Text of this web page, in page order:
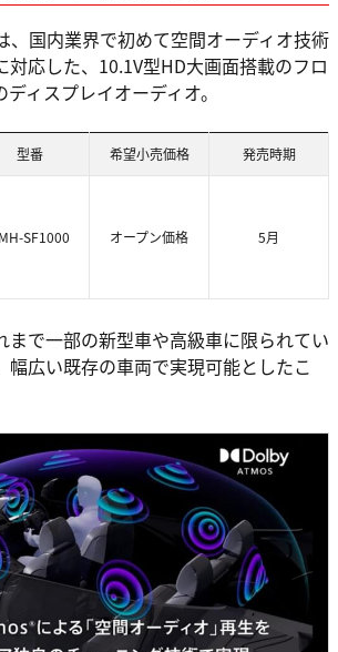
、国内業界で初めて空間オーディオ技術
対応した、10.1V型HD大画面搭載のフロ
ィスプレイオーディオ。
型番 希望小売価格 発売時期
SF1000 オープン価格 5月
まで一部の新型車や高級車に限られてい
幅広い既存の車両で実現可能としたこ